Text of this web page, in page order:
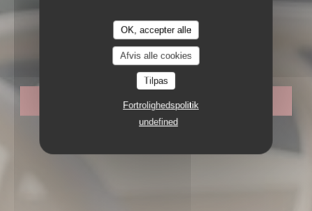
OK, accepter alle
Afvis alle cookies
Tilpas
Fortrolighedspolitik
undefined
• TOULOUSE
MAMAGAYO
BOOK ET BORD